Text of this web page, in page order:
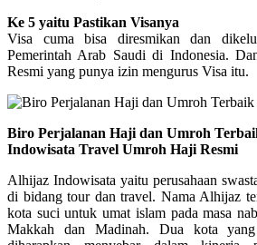
Ke 5 yaitu Pastikan Visanya
Visa cuma bisa diresmikan dan
Pemerintah Arab Saudi di Indonesia.
Resmi yang punya izin mengurus Visa itu.
Biro Perjalanan Haji dan Umroh
Indowisata Travel Umroh Haji Resmi
Alhijaz Indowisata yaitu perusahaan
di bidang tour dan travel. Nama Alhijaz
kota suci untuk umat islam pada masa
Makkah dan Madinah. Dua kota